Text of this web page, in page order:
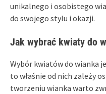
unikalnego i osobistego
do swojego stylu i okazji.
Jak wybrać kwiaty do
Wybór kwiatów do wianka
to właśnie od nich zależy
tworzeniu wianka warto